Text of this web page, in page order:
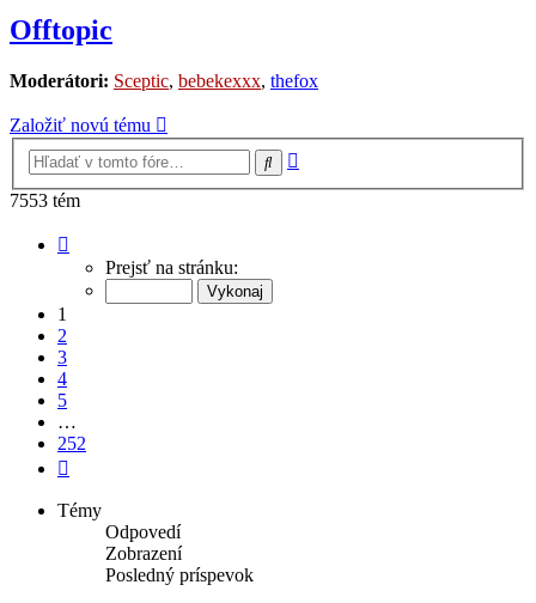
Offtopic
Moderátori: Sceptic, bebekexxx, thefox
Založiť novú tému
Hľadať
7553 tém
Prejsť na stránku:
1
2
3
4
5
…
252
Témy
Odpovedí
Zobrazení
Posledný príspevok